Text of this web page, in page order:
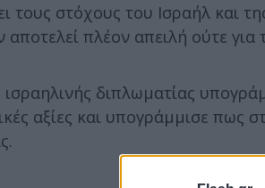
τους στόχους του Ισραήλ και
αποτελεί πλέον απειλή ούτε
διπλωματίας
αξίες και υπογράμμισε πως